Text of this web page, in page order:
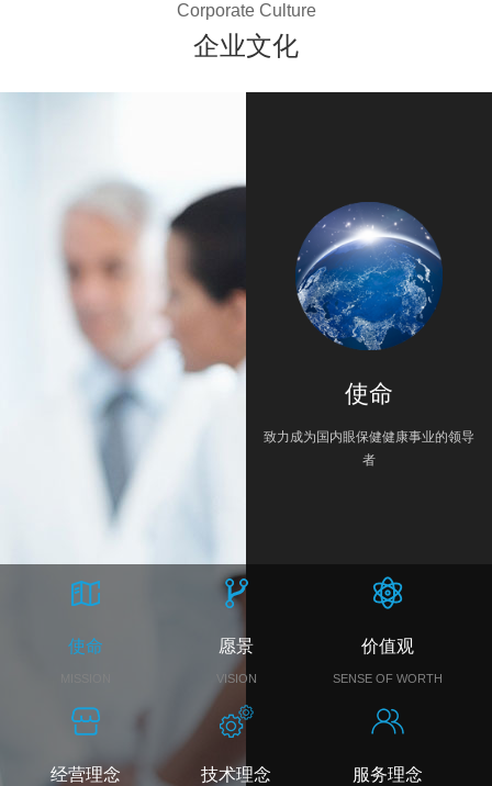
Corporate Culture
企业文化
使命 愿景
VISION
价值观
SENSE OF WORTH
经营理念 技术理念 服务理念
使命
致力成为国内眼保健健康事业的领导
者